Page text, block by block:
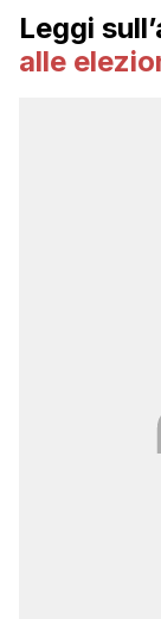
Leggi
alle